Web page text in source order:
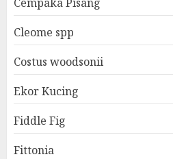
Cleome spp
Costus woodsonii
Ekor Kucing
Fiddle Fig
Fittonia